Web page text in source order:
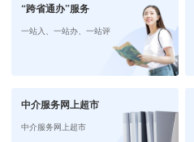
“跨省通办”服务
一站入、一站办、一站评
中介服务网上超市
中介服务网上超市